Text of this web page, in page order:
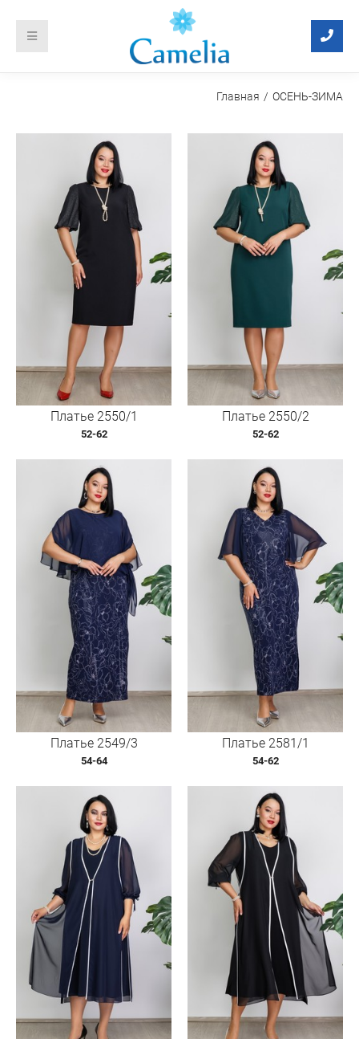
Главная ОСЕНЬ-ЗИМА
Платье 2550/1
52-62
Платье 2550/2
52-62
Платье 2549/3
54-64
Платье 2581/1
54-62